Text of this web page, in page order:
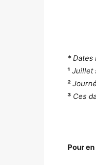
* Dates
¹ Juillet
²
³ Ces
Pour